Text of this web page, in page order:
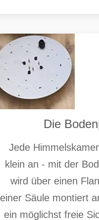
Die
Jede
klein an - mit der
wird über einen
einer Säule montiert
ein möglichst freie